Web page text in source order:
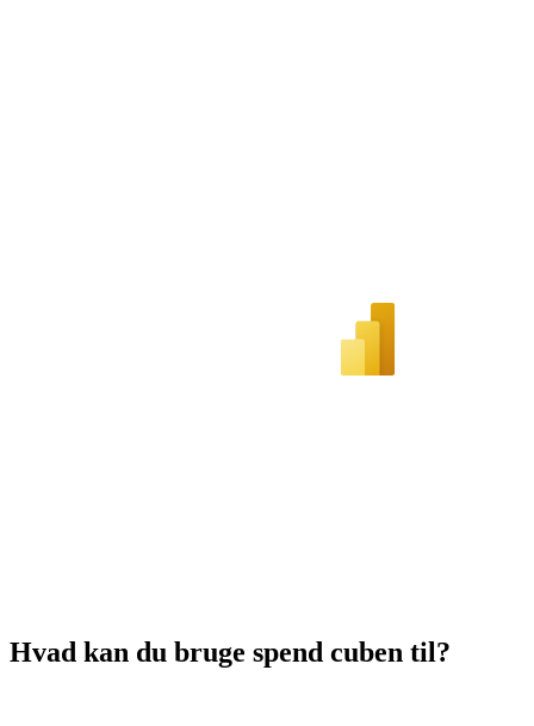
Hvad kan du bruge spend cuben til?